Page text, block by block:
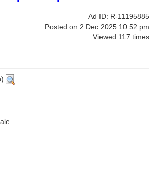
Ad ID: R-11195885
Posted on 2 Dec 2025 10:52 pm
Viewed 117 times